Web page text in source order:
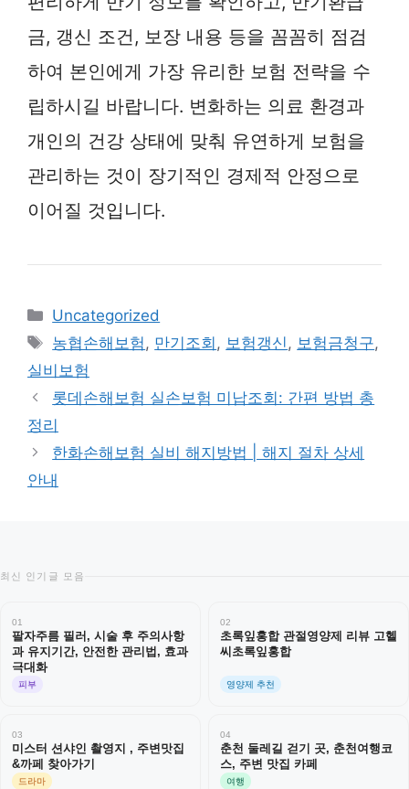
금, 갱신 조건, 보장 내용 등을 꼼꼼히 점검
하여 본인에게 가장 유리한 보험 전략을 수
립하시길 바랍니다. 변화하는 의료 환경과
개인의 건강 상태에 맞춰 유연하게 보험을
관리하는 것이 장기적인 경제적 안정으로
이어질 것입니다.
카
테
리
Uncategorized
태
그
농협손해보험, 만기조회 , 보험갱신, 보험금청구,
실비보험
롯데손해보험 실손보험 미납조회: 간편 방법 총
정리
한화손해보험 실비 해지방법 | 해지 절차 상세
안내
최신 인기글 모음
01
팔자주름 필러, 시술 후 주의사항
과 유지기간, 안전한 관리법, 효과
극대화
피부
02
초록잎홍합 관절영양제 리뷰 고헬
씨초록잎홍합
영양제 추천
03
미스터 션샤인 촬영지 , 주변맛집
&까페 찾아가기
드라마
04
춘천 둘레길 걷기 곳, 춘천여행코
스, 주변 맛집 카페
여행